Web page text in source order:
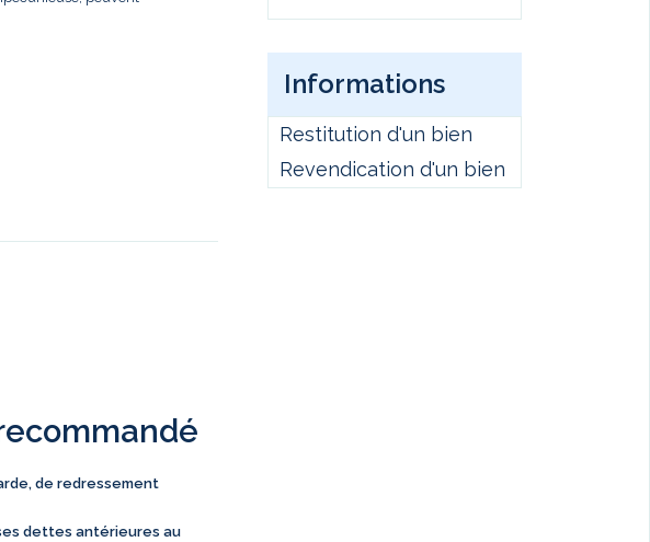
de redressement
dettes antérieures au
Informations
Restitution d'un bien
Revendication d'un bien